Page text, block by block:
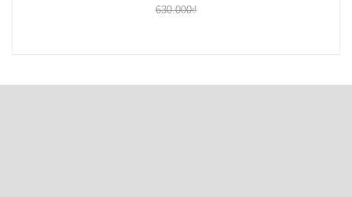
630.000₫